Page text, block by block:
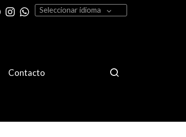
Seleccionar idioma
Contacto